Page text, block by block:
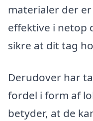
materialer der
effektive i netop
sikre at dit tag
Derudover har
fordel i form af
betyder, at de